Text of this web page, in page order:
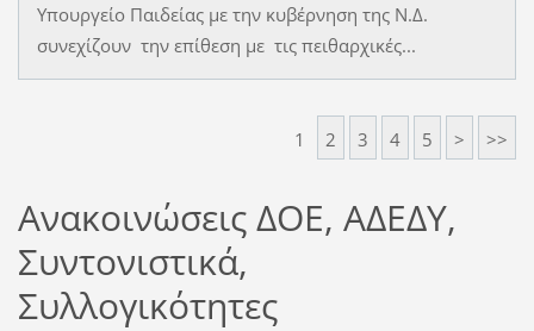
Υπουργείο Παιδείας με την κυβέρνηση της Ν.Δ.
συνεχίζουν την επίθεση με τις πειθαρχικές...
1 2 3 4 5 > >>
Ανακοινώσεις ΔΟΕ, ΑΔΕΔΥ,
Συντονιστικά,
Συλλογικότητες